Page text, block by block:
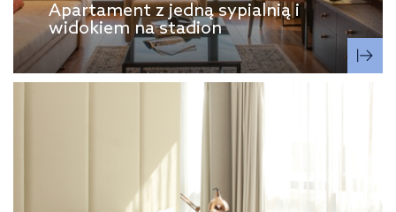
Apartament z jedną sypialnią i
widokiem na stadion